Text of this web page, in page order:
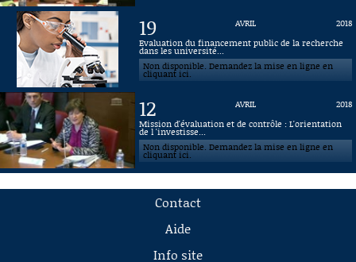
19 AVRIL
2018
Evaluation du financement public de la recherche
dans les université...
Non disponible. Demandez la mise en ligne en
cliquant ici.
12 AVRIL
2018
Mission d'évaluation et de contrôle : L'orientation
de l 'investisse...
Non disponible. Demandez la mise en ligne en
cliquant ici.
Contact
Aide
Info site